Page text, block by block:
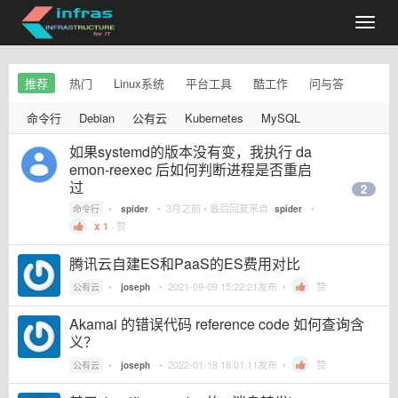
推荐 热门 Linux系统 平台工具 酷工作 问与答
命令行 Debian 公有云 Kubernetes MySQL
如果systemd的版本没有变，我执行 da
emon-reexec 后如何判断进程是否重启
过
命令行 • spider • 3月之前 • 最后回复来自 spider
•
1 · 赞
2
腾讯云自建ES和PaaS的ES费用对比
公有云 • joseph • 2021-09-09 15:22:21发布 • 赞
Akamai 的错误代码 reference code 如何查询含
义？
公有云 • joseph • 2022-01-18 18:01:11发布 • 赞